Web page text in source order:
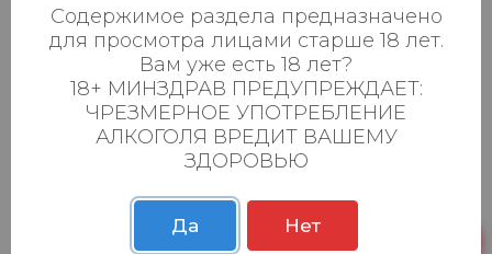
Магистральная 22д
Пн-Вс с 08:00 до
23:00
22 шт.
Осиновская 2В,
Пестрецы
Пн-Вс с 09:00 до
23:00
20 шт.
Р. Зорге, 3Б
Пн-Вс с 09:00 до
23:00
Содержимое раздела предназначено
для просмотра лицами старше 18 лет.
Вам уже есть 18 лет?
18+ МИНЗДРАВ ПРЕДУПРЕЖДАЕТ:
ЧРЕЗМЕРНОЕ УПОТРЕБЛЕНИЕ
АЛКОГОЛЯ ВРЕДИТ ВАШЕМУ
ЗДОРОВЬЮ
Да Нет